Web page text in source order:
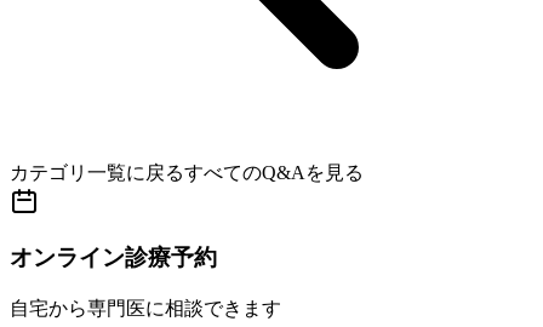
カテゴリ一覧に戻るすべてのQ&Aを見る
オンライン診療予約
自宅から専門医に相談できます